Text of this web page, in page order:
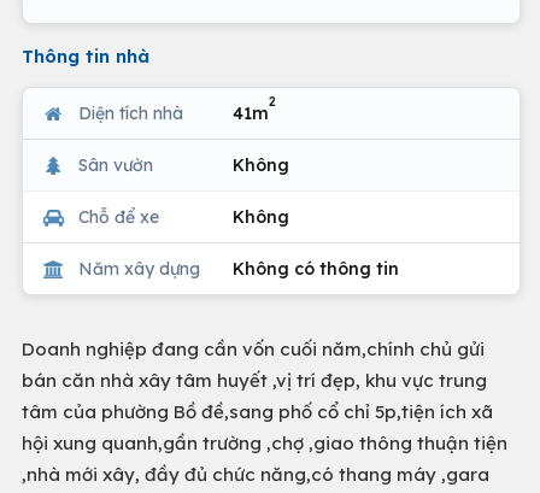
Thông tin nhà
Diện tích nhà 41m
2
Sân vườn Không
Chỗ để xe Không
Năm xây dựng Không có thông tin
Doanh nghiệp đang cần vốn cuối năm,chính chủ gửi
bán căn nhà xây tâm huyết ,vị trí đẹp, khu vực trung
tâm của phường Bồ đề,sang phố cổ chỉ 5p,tiện ích xã
hội xung quanh,gần trường ,chợ ,giao thông thuận tiện
,nhà mới xây, đầy đủ chức năng,có thang máy ,gara